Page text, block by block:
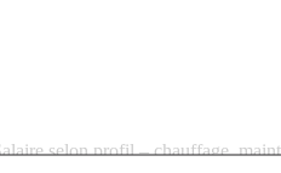
selon profil – chauffage,